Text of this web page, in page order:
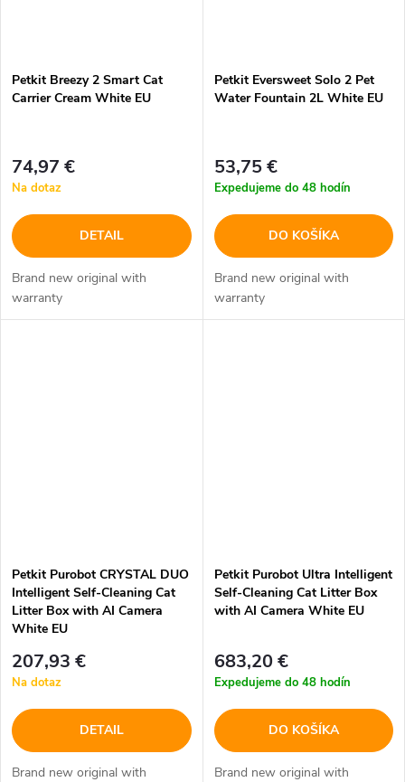
Petkit Breezy 2 Smart Cat
Carrier Cream White EU
74,97 €
Na dotaz
DETAIL
Brand new original with
warranty
Petkit Eversweet Solo 2 Pet
Water Fountain 2L White EU
53,75 €
Expedujeme do 48 hodín
DO KOŠÍKA
Brand new original with
warranty
Petkit Purobot CRYSTAL DUO
Intelligent Self-Cleaning Cat
Litter Box with AI Camera
White EU
207,93 €
Na dotaz
DETAIL
Brand new original with
Petkit Purobot Ultra Intelligent
Self-Cleaning Cat Litter Box
with AI Camera White EU
683,20 €
Expedujeme do 48 hodín
DO KOŠÍKA
Brand new original with